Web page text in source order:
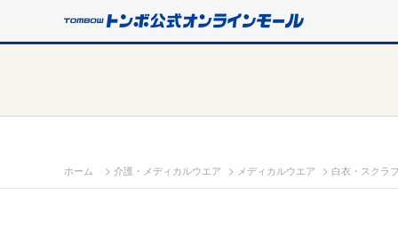
ホーム > 介護・メディカルウエア > メディカルウエア > 白衣・スクラ